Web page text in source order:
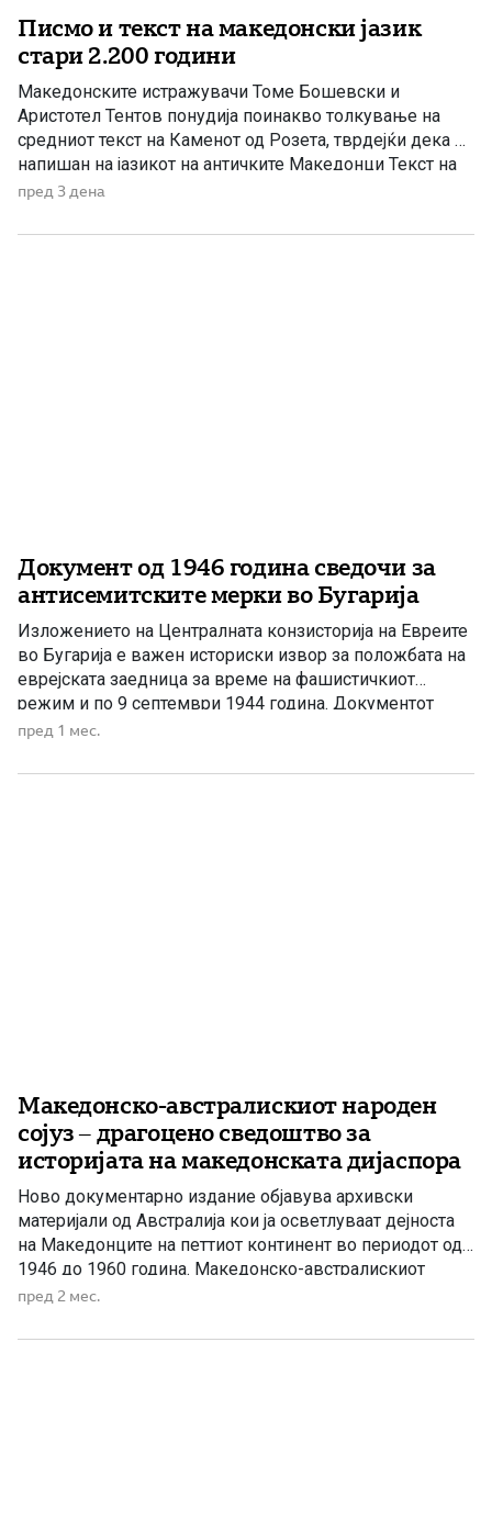
Писмо и текст на македонски јазик
стари 2.200 години
Македонските истражувачи Томе Бошевски и
Аристотел Тентов понудија поинакво толкување на
средниот текст на Каменот од Розета, тврдејќи дека е
напишан на јазикот на античките Македонци Текст на
египетски камен во местото Розета е дешифриран
научници академик Томе Бошевски и проф. Аристотел
пред 3 дена
Документ од 1946 година сведочи за
антисемитските мерки во Бугарија
Изложението на Централната конзисторија на Евреите
во Бугарија е важен историски извор за положбата на
еврејската заедница за време на фашистичкиот
режим и по 9 септември 1944 година. Документот
објавен во Софија во 1946 година, под наслов
фашистичкиот режим и по 9 септември 1944 година“,
пред 1 мес.
Македонско-австралискиот народен
сојуз – драгоцено сведоштво за
историјата на македонската дијаспора
Ново документарно издание објавува архивски
материјали од Австралија кои ја осветлуваат дејноста
на Македонците на петтиот континент во периодот од
1946 до 1960 година. Македонско-австралискиот
народен сојуз – сведоштво за организираноста и
наши раце дојде едно исклучително вредно
пред 2 мес.